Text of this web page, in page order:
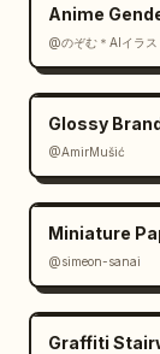
Anime
@のぞむ＊AIイラス
Glossy
@AmirMušić
Miniature
@simeon-sanai
Graffiti